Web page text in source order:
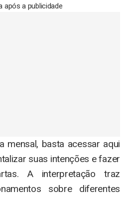
após a publicidade
mensal, basta acessar aqui
suas intenções e fazer
A interpretação traz
sobre diferentes